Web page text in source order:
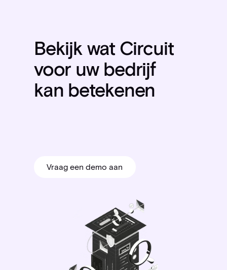
Bekijk wat Circuit
voor uw bedrijf
kan betekenen
Vraag een demo aan
Vraag een demo aan